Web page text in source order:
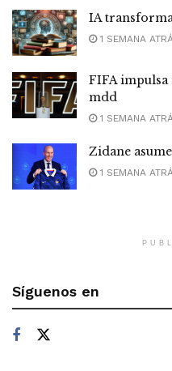
IA
1 SEMANA
FIFA impulsa
mdd
1 SEMANA
Zidane
1 SEMANA
Síguenos en